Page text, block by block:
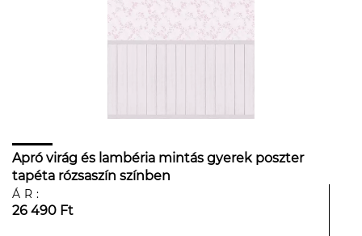
Apró virág és lambéria mintás gyerek poszter
tapéta rózsaszín színben
ÁR:
26 490 Ft